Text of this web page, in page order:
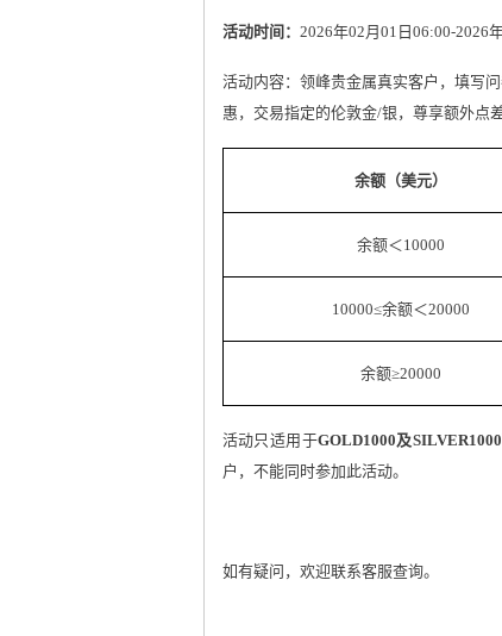
活动时间： 2026年02月01日06:00-2026
活动内容：领峰贵金属真实客户，填写
惠，交易指定的伦敦金/银，尊享额外点差
余额（美元）
余额＜10000
10000≤余额＜20000
余额≥20000
活动只适用于GOLD1000及SILVER1000
户，不能同时参加此活动。
如有疑问，欢迎联系客服查询。